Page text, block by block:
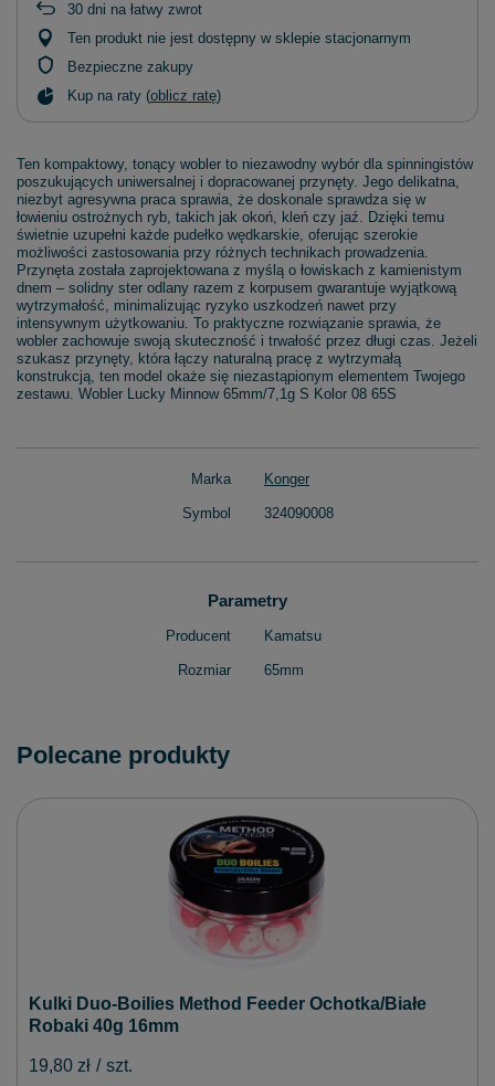
30 dni na łatwy zwrot
Ten produkt nie jest dostępny w sklepie stacjonarnym
Bezpieczne zakupy
Kup na raty (oblicz ratę)
Ten kompaktowy, tonący wobler to niezawodny wybór dla spinningistów
poszukujących uniwersalnej i dopracowanej przynęty. Jego delikatna,
niezbyt agresywna praca sprawia, że doskonale sprawdza się w
łowieniu ostrożnych ryb, takich jak okoń, kleń czy jaź. Dzięki temu
świetnie uzupełni każde pudełko wędkarskie, oferując szerokie
możliwości zastosowania przy różnych technikach prowadzenia.
Przynęta została zaprojektowana z myślą o łowiskach z kamienistym
dnem – solidny ster odlany razem z korpusem gwarantuje wyjątkową
wytrzymałość, minimalizując ryzyko uszkodzeń nawet przy
intensywnym użytkowaniu. To praktyczne rozwiązanie sprawia, że
wobler zachowuje swoją skuteczność i trwałość przez długi czas. Jeżeli
szukasz przynęty, która łączy naturalną pracę z wytrzymałą
konstrukcją, ten model okaże się niezastąpionym elementem Twojego
zestawu. Wobler Lucky Minnow 65mm/7,1g S Kolor 08 65S
Marka Konger
Symbol 324090008
Parametry
Producent Kamatsu
Rozmiar 65mm
Polecane produkty
Kulki Duo-Boilies Method Feeder Ochotka/Białe
Robaki 40g 16mm
19,80 zł / szt.